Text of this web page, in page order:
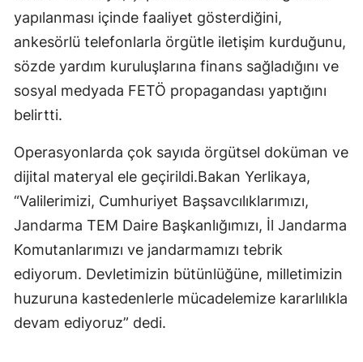
yapılanması içinde faaliyet gösterdiğini,
ankesörlü telefonlarla örgütle iletişim kurduğunu,
sözde yardım kuruluşlarına finans sağladığını ve
sosyal medyada FETÖ propagandası yaptığını
belirtti.
Operasyonlarda çok sayıda örgütsel doküman ve
dijital materyal ele geçirildi.Bakan Yerlikaya,
“Valilerimizi, Cumhuriyet Başsavcılıklarımızı,
Jandarma TEM Daire Başkanlığımızı, İl Jandarma
Komutanlarımızı ve jandarmamızı tebrik
ediyorum. Devletimizin bütünlüğüne, milletimizin
huzuruna kastedenlerle mücadelemize kararlılıkla
devam ediyoruz” dedi.